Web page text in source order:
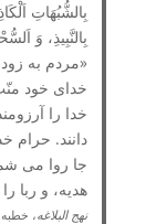
بِالشُّبُهَاتِ
بِالنَّبِیذِ، وَ
«مردم به
خدای خود
خدا را
دانند. حرام
جا روا می
هدیه، و ربا
نهج البلاغه، خطبه ۱۰۴